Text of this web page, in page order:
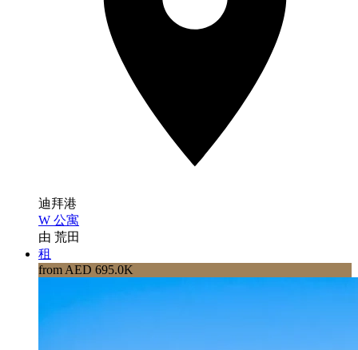
迪拜港
W 公寓
由 荒田
租
from AED 695.0K